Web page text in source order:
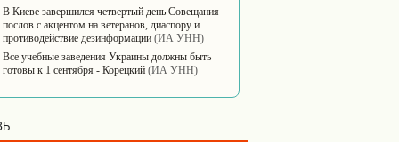
В Киеве завершился четвертый день Совещания
послов с акцентом на ветеранов, диаспору и
противодействие дезинформации (ИА УНН)
Все учебные заведения Украины должны быть
готовы к 1 сентября - Корецкий (ИА УНН)